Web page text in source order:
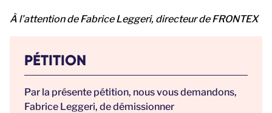
À l’attention de Fabrice Leggeri, directeur de FRONTEX
PÉTITION
Par la présente pétition, nous vous demandons,
Fabrice Leggeri, de démissionner